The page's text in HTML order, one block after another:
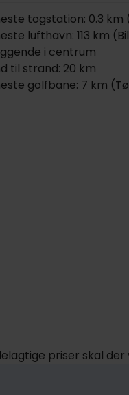
togstation: 0.3 km
lufthavn: 113 km
i centrum
til strand: 20 km
golfbane: 7 km
priser skal